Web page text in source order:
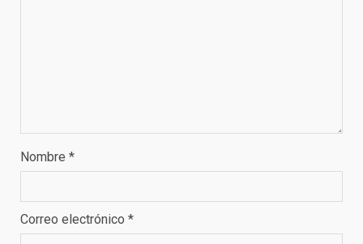
Nombre *
Correo electrónico *